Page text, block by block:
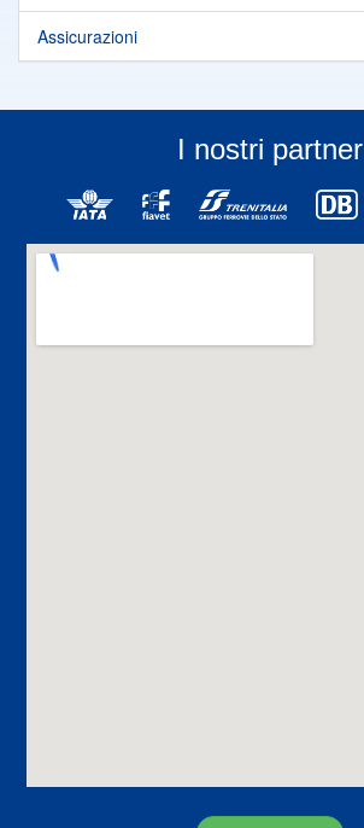
Assicurazioni
I nostri partner